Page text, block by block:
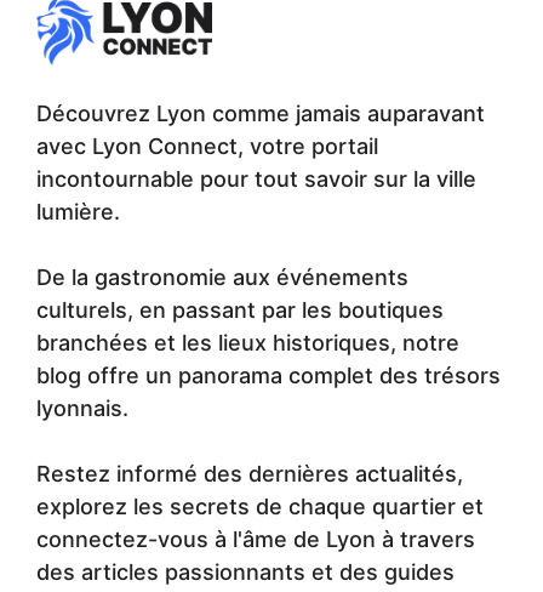
Découvrez Lyon comme jamais auparavant
avec Lyon Connect, votre portail
incontournable pour tout savoir sur la ville
lumière.
De la gastronomie aux événements
culturels, en passant par les boutiques
branchées et les lieux historiques, notre
blog offre un panorama complet des trésors
lyonnais.
Restez informé des dernières actualités,
explorez les secrets de chaque quartier et
connectez-vous à l'âme de Lyon à travers
des articles passionnants et des guides